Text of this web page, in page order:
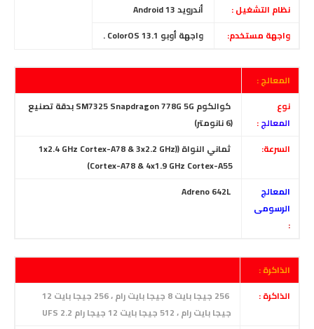
نظام التشغيل :
أندرويد Android 13
واجهة مستخدم:
واجهة أوبو ColorOS 13.1 .
المعالج :
نوع
المعالج:
كوالكوم SM7325 Snapdragon 778G 5G بدقة تصنيع
(6 نانومتر)
السرعة:
ثماني النواة ((1x2.4 GHz Cortex-A78 & 3x2.2 GHz
Cortex-A78 & 4x1.9 GHz Cortex-A55)
المعالج
الرسومى
:
الذاكرة :
الذاكرة :
256 جيجا بايت 8 جيجا بايت رام ، 256 جيجا بايت 12
جيجا بايت رام ، 512 جيجا بايت 12 جيجا رام UFS 2.2